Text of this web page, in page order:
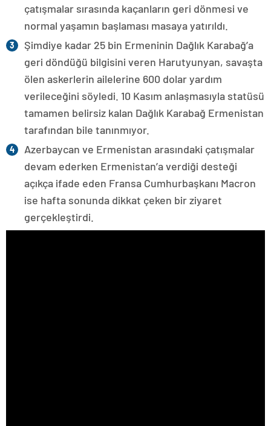
çatışmalar sırasında kaçanların geri dönmesi ve
normal yaşamın başlaması masaya yatırıldı.
Şimdiye kadar 25 bin Ermeninin Dağlık Karabağ’a
geri döndüğü bilgisini veren Harutyunyan, savaşta
ölen askerlerin ailelerine 600 dolar yardım
verileceğini söyledi. 10 Kasım anlaşmasıyla statüsü
tamamen belirsiz kalan Dağlık Karabağ Ermenistan
tarafından bile tanınmıyor.
Azerbaycan ve Ermenistan arasındaki çatışmalar
devam ederken Ermenistan’a verdiği desteği
açıkça ifade eden Fransa Cumhurbaşkanı Macron
ise hafta sonunda dikkat çeken bir ziyaret
gerçekleştirdi.